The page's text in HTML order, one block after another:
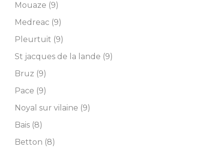
Mouaze (9)
Medreac (9)
Pleurtuit (9)
St jacques de la lande (9)
Bruz (9)
Pace (9)
Noyal sur vilaine (9)
Bais (8)
Betton (8)